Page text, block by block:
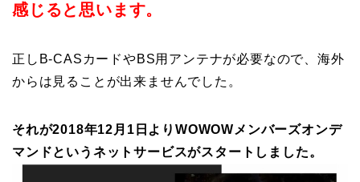
感じると思います。
正しB-CASカードやBS用アンテナが必要なので、海外
からは見ることが出来ませんでした。
それが2018年12月1日よりWOWOWメンバーズオンデ
マンドというネットサービスがスタートしました。